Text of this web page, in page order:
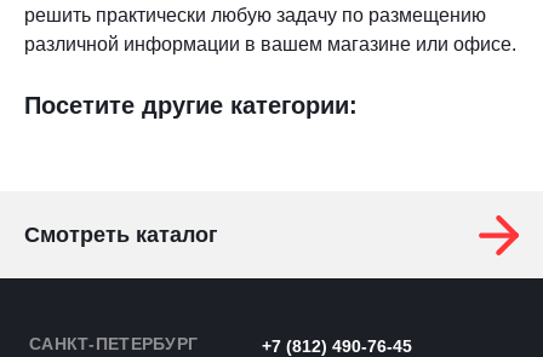
решить практически любую задачу по размещению
различной информации в вашем магазине или офисе.
Посетите другие категории:
Смотреть каталог
САНКТ-ПЕТЕРБУРГ +7 (812) 490-76-45